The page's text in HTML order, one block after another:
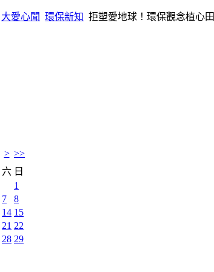
大愛心聞 環保新知 拒塑愛地球！環保觀念植心田
> >>
六 日
1
7
8
14 15
21 22
28 29